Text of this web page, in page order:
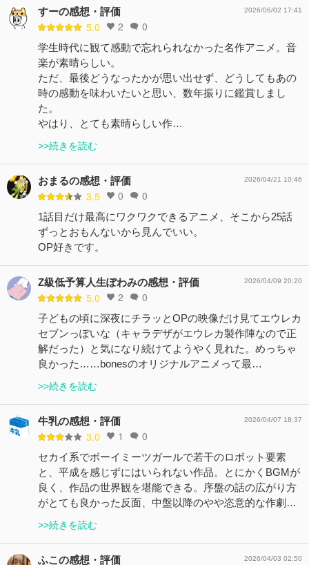
すーの感想・評価
5.0 2 0
2026/06/02 17:41
学生時代に観て感動で忘れられなかった名作アニメ。音
楽が素晴らしい。
ただ、最後どうなったかが思い出せず、どうしてもあの
時の感動を味わいたいと思い、数年振りに鑑賞しまし
た。
やはり、とても素晴らしい作…
>>続きを読む
おまるの感想・評価
3.5 0 0
2026/04/21 10:46
1話目だけ最高にワクワクできるアニメ、そこから25話
ずっとおもんないから見んでいい。
OP好きです。
Z級低予算人生ぽわみの感想・評価
5.0 2 0
2026/04/09 20:20
子どもの頃に深夜にチラッとOPの映像だけ見てエウレカ
セブンっぽいな（キャラデザがエウレカ製作陣なので正
解だった）と気になり続けてようやく見れた。めっちゃ
良かった……bonesのオリジナルアニメって最…
>>続きを読む
牛乳の感想・評価
3.0 1 0
2026/04/07 18:37
セカイ系でボーイミーツガールで若干のロボット要素
と、平成を感じずにはいられない作品。とにかくBGMが
良く、作品の世界観を堪能できる。序盤の話の広がり方
がとても良かった反面、中盤以降のやや恣意的な作劇…
>>続きを読む
ふこの感想・評価 2026/04/03 02:50